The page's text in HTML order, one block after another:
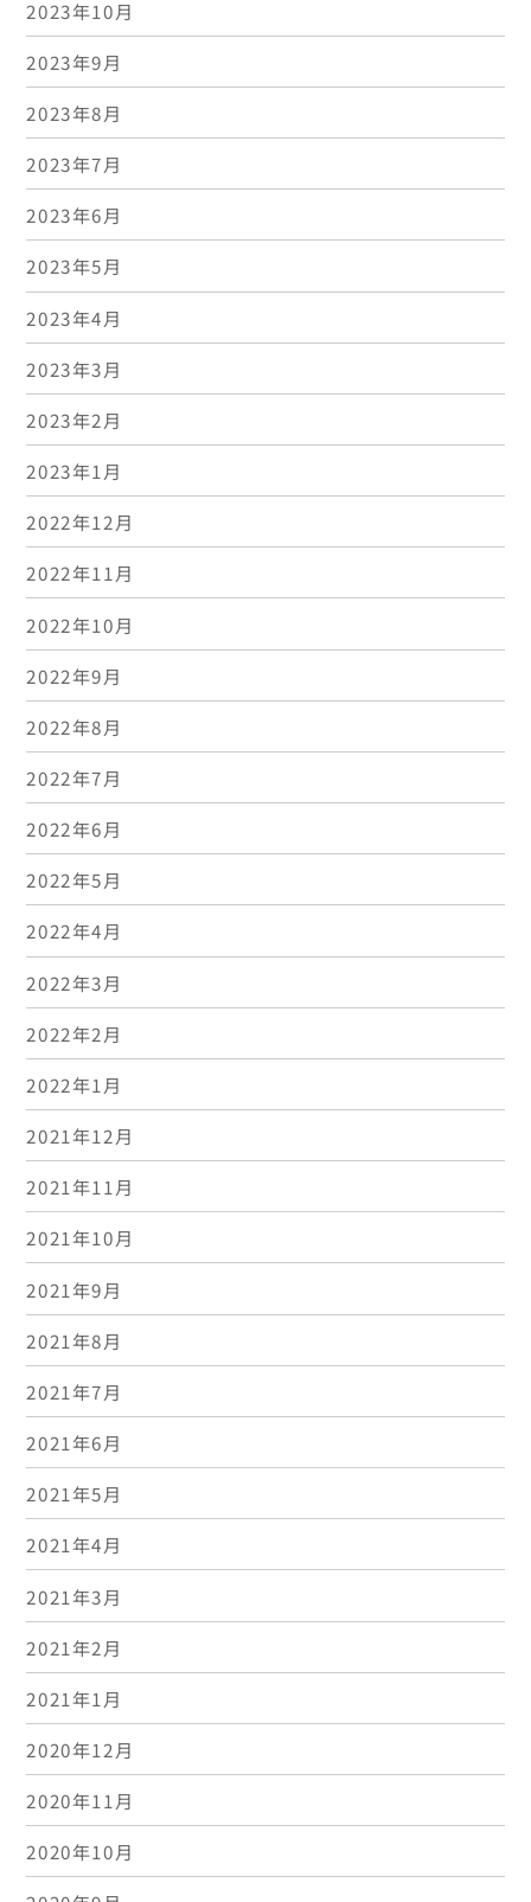
2023年10月
2023年9月
2023年8月
2023年7月
2023年6月
2023年5月
2023年4月
2023年3月
2023年2月
2023年1月
2022年12月
2022年11月
2022年10月
2022年9月
2022年8月
2022年7月
2022年6月
2022年5月
2022年4月
2022年3月
2022年2月
2022年1月
2021年12月
2021年11月
2021年10月
2021年9月
2021年8月
2021年7月
2021年6月
2021年5月
2021年4月
2021年3月
2021年2月
2021年1月
2020年12月
2020年11月
2020年10月